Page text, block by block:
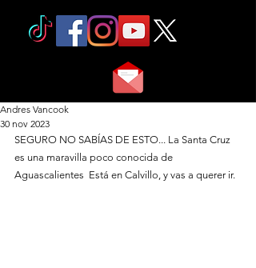
Andres Vancook
30 nov 2023
SEGURO NO SABÍAS DE ESTO... La Santa Cruz
es una maravilla poco conocida de
Aguascalientes  Está en Calvillo, y vas a querer ir.